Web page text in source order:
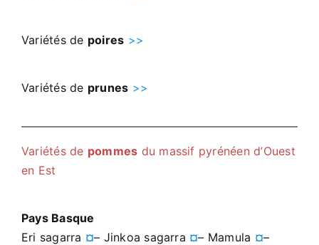
Variétés de poires >>
Variétés de prunes >>
Variétés de pommes du massif pyrénéen d’Ouest
en Est
Pays Basque
Eri sagarra ¤– Jinkoa sagarra ¤– Mamula ¤–